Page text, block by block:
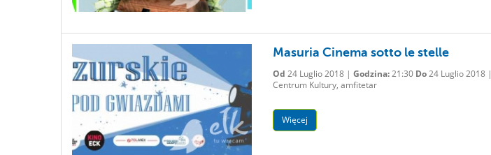
Masuria Cinema sotto le stelle
Od 24 Luglio 2018 | Godzina:21:30 Do24 Luglio 2018 |
Centrum Kultury, amfitetar
Więcej